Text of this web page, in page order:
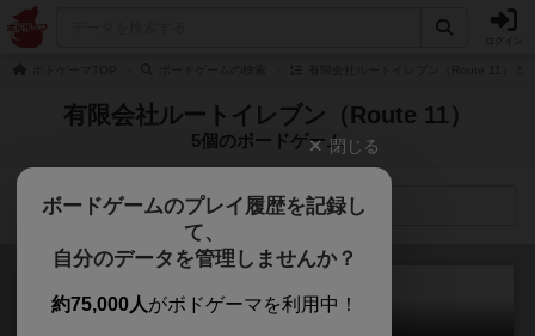
有限会社ルートイレブン（Route 11）
5個のボードゲーム
検索メニュー
閉じる
ボードゲームのプレイ履歴を記録し
て、
自分のデータを管理しませんか？
約75,000人がボドゲーマを利用中！